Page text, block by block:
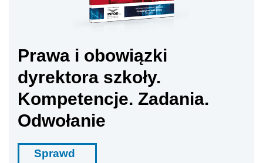
Prawa i obowiązki
dyrektora szkoły.
Kompetencje. Zadania.
Odwołanie
Sprawd